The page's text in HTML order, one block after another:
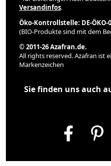
Versandinfos.
Öko-Kontrollstelle: DE-ÖKO-
(BIO-Produkte sind mit dem
© 2011-26 Azafran.de.
All rights reserved. Azafran ist
Markenzeichen
Sie finden uns auch